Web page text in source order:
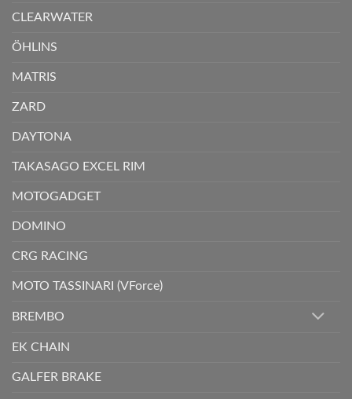
CLEARWATER
ÖHLINS
MATRIS
ZARD
DAYTONA
TAKASAGO EXCEL RIM
MOTOGADGET
DOMINO
CRG RACING
MOTO TASSINARI (VForce)
BREMBO
EK CHAIN
GALFER BRAKE